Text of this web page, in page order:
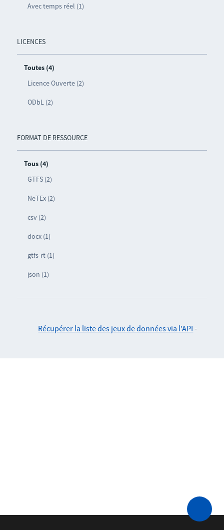
Avec temps réel (1)
LICENCES
Toutes (4)
Licence Ouverte (2)
ODbL (2)
FORMAT DE RESSOURCE
Tous (4)
GTFS (2)
NeTEx (2)
csv (2)
docx (1)
gtfs-rt (1)
json (1)
Récupérer la liste des jeux de données via l'API -